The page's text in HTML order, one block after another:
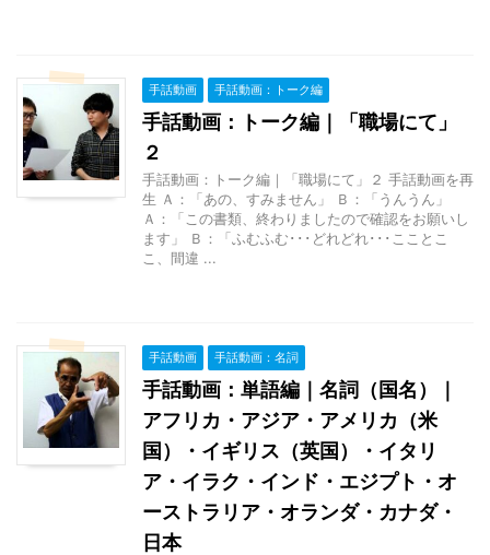
手話動画 手話動画：トーク編
手話動画：トーク編｜「職場にて」
２
手話動画：トーク編｜「職場にて」２ 手話動画を再
生 Ａ：「あの、すみません」 Ｂ：「うんうん」
Ａ：「この書類、終わりましたので確認をお願いし
ます」 Ｂ：「ふむふむ･･･どれどれ･･･こことこ
こ、間違 ...
手話動画 手話動画：名詞
手話動画：単語編｜名詞（国名）｜
アフリカ・アジア・アメリカ（米
国）・イギリス（英国）・イタリ
ア・イラク・インド・エジプト・オ
ーストラリア・オランダ・カナダ・
日本